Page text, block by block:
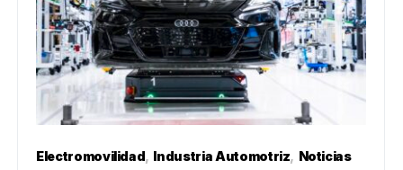
Electromovilidad Industria Automotriz Noticias